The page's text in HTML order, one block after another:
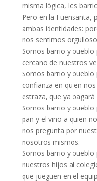
misma lógica, los
Pero en la Fuensanta,
ambas identidades:
nos sentimos
Somos barrio y
cercano de nuestros
Somos barrio y
confianza en quien
estraza, que ya pagará
Somos barrio y
pan y el vino a quien
nos pregunta por
nosotros mismos.
Somos barrio y
nuestros hijos al
que jueguen en el